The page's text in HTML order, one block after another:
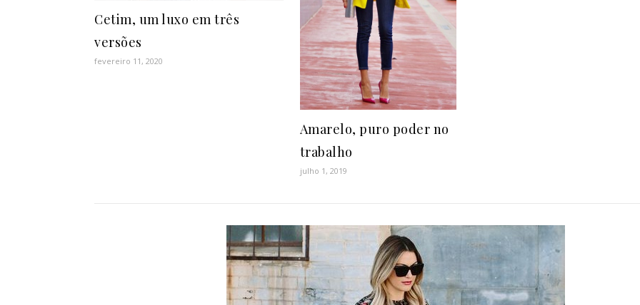
Cetim, um luxo em três
versões
fevereiro 11, 2020
Amarelo, puro poder no
trabalho
julho 1, 2019